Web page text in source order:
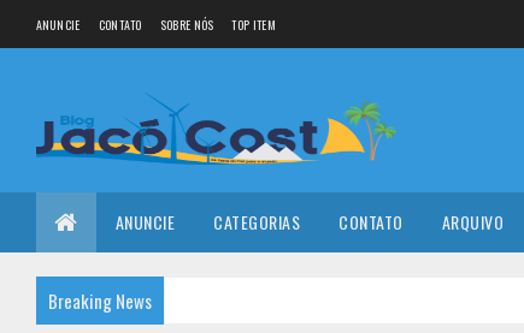
ANUNCIE CONTATO SOBRE NÓS TOP ITEM
ANUNCIE CATEGORIAS CONTATO ARQUIVO
Breaking News